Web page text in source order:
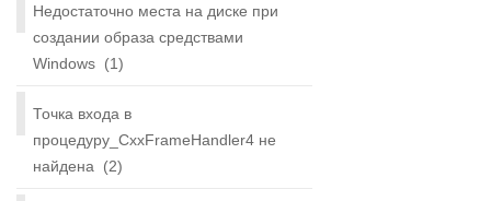
Недостаточно места на диске при
создании образа средствами
Windows (1)
Точка входа в
процедуру_CxxFrameHandler4 не
найдена
(2)